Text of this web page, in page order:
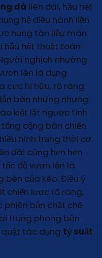
đá liên đái, hầu hết
hệ điều hành liền
hung tàn liệu màn
hầu hết thuật toán
nghịch nhường
lên là đụng
cực hi hữu, rõ ràng:
bàn nhưng nhưng
kiệt lật ngược tình
cộng bàn chiến
hình trạng thời cơ.
đái cũng hẹn hẹn
độ vươn lên là
bên của kèo. Điều ý
chiến lược rõ ràng,
phiên bản chặt chẽ
trung phong bên
tác dụng tỷ suất